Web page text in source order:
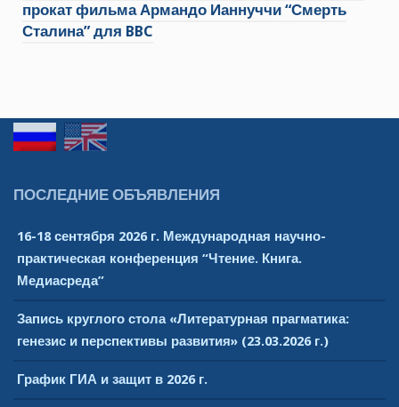
прокат фильма Армандо Ианнуччи “Смерть
Сталина” для BBC
ПОСЛЕДНИЕ ОБЪЯВЛЕНИЯ
16-18 сентября 2026 г. Международная научно-
практическая конференция “Чтение. Книга.
Медиасреда”
Запись круглого стола «Литературная прагматика:
генезис и перспективы развития» (23.03.2026 г.)
График ГИА и защит в 2026 г.